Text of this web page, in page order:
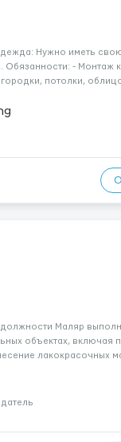
Нужно иметь
Обязанности: - Монтаж
потолки,
грунтовка,
...
Маляр
объектах, включая
лакокрасочных
приглашения
портф...